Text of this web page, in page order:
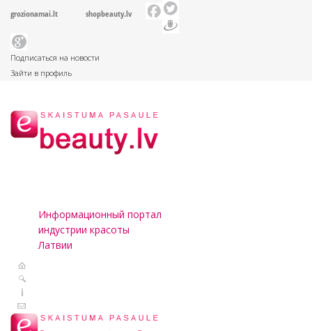
grozionamai.lt shopbeauty.lv
Подписаться на новости
Зайти в профиль
Информационный портал
индустрии красоты
Латвии